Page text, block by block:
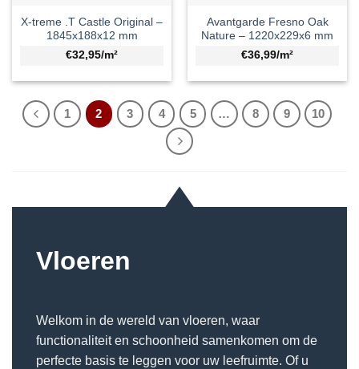
X-treme .T Castle Original –
1845x188x12 mm
€32,95/m²
Avantgarde Fresno Oak
Nature – 1220x229x6 mm
€36,99/m²
1 2 3 4 5 … 8 9 10
Vloeren
Welkom in de wereld van vloeren, waar
functionaliteit en schoonheid samenkomen om de
perfecte basis te leggen voor uw leefruimte. Of u